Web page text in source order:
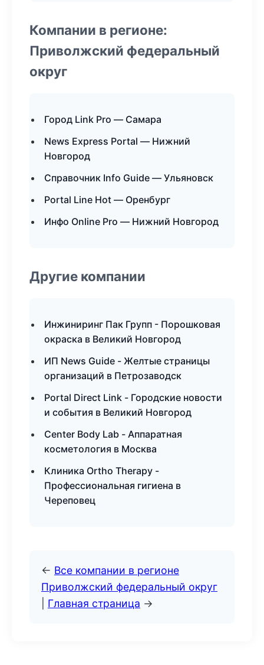
Компании в регионе:
Приволжский федеральный
округ
Город Link Pro — Самара
News Express Portal — Нижний
Новгород
Справочник Info Guide — Ульяновск
Portal Line Hot — Оренбург
Инфо Online Pro — Нижний Новгород
Другие компании
Инжиниринг Пак Групп - Порошковая
окраска в Великий Новгород
ИП News Guide - Желтые страницы
организаций в Петрозаводск
Portal Direct Link - Городские новости
и события в Великий Новгород
Center Body Lab - Аппаратная
косметология в Москва
Клиника Ortho Therapy -
Профессиональная гигиена в
Череповец
← Все компании в регионе
Приволжский федеральный округ
Главная страница →